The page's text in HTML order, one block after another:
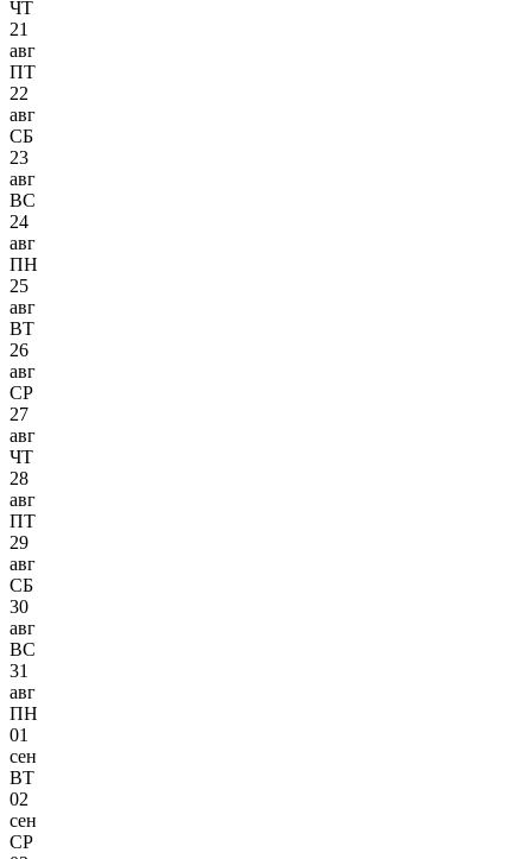
ЧТ
21
авг
ПТ
22
авг
СБ
23
авг
ВС
24
авг
ПН
25
авг
ВТ
26
авг
СР
27
авг
ЧТ
28
авг
ПТ
29
авг
СБ
30
авг
ВС
31
авг
ПН
01
сен
ВТ
02
сен
СР